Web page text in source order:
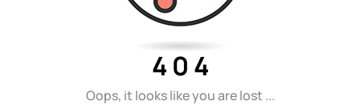
4 0 4
Oops, it looks like you are lost ...